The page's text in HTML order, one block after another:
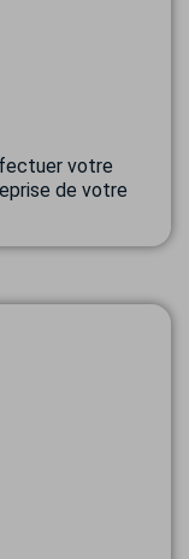
votre
de votre